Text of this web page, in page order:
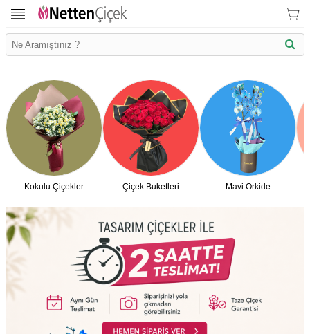
Kokulu Çiçekler Çiçek Buketleri Mavi Orkide
İletişim Bilgilerimiz
KVK Bilgilendirme
Ödeme Bllgileri
testt